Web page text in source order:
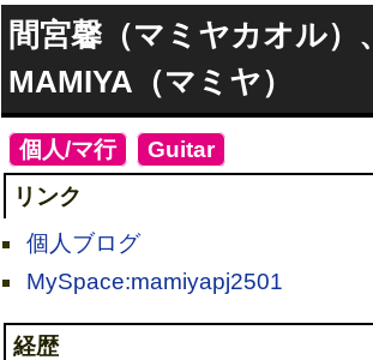
間宮馨（マミヤカオル）、
MAMIYA（マミヤ）
個人/マ行] Guitar]
リンク
個人ブログ
MySpace:mamiyapj2501
経歴